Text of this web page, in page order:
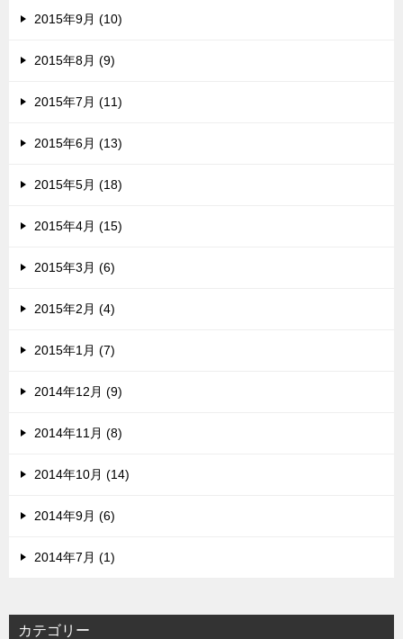
2015年9月 (10)
2015年8月 (9)
2015年7月 (11)
2015年6月 (13)
2015年5月 (18)
2015年4月 (15)
2015年3月 (6)
2015年2月 (4)
2015年1月 (7)
2014年12月 (9)
2014年11月 (8)
2014年10月 (14)
2014年9月 (6)
2014年7月 (1)
カテゴリー